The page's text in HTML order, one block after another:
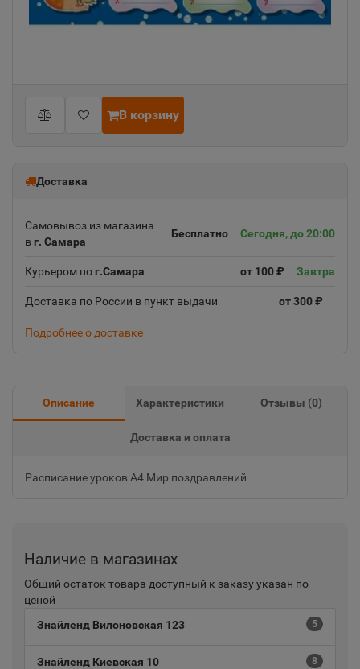
В корзину
Доставка
Самовывоз из магазина
в г. Самара
Бесплатно Сегодня, до 20:00
Курьером пог.Самара от 100 ₽ Завтра
Доставка по России в пункт выдачи от 300 ₽
Подробнее о доставке
Описание Характеристики Отзывы (0)
Доставка и оплата
Расписание уроков А4 Мир поздравлений
Наличие в магазинах
Общий остаток товара доступный к заказу указан по
ценой
Знайленд Вилоновская 123
5
Знайленд Киевская 10 8